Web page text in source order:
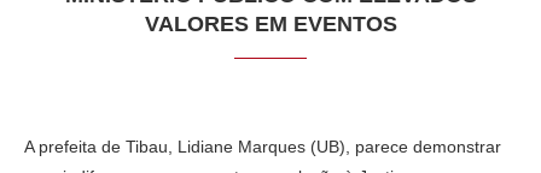
VALORES EM EVENTOS
A prefeita de Tibau, Lidiane Marques (UB), parece demonstrar